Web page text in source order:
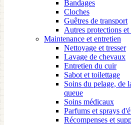
Bandages
Cloches
Guêtres de transport
Autres protections et
Maintenance et entretien
Nettoyage et tresser
Lavage de chevaux
Entretien du cuir
Sabot et toilettage
Soins du pelage, de
queue
Soins médicaux
Parfums et sprays
Récompenses et